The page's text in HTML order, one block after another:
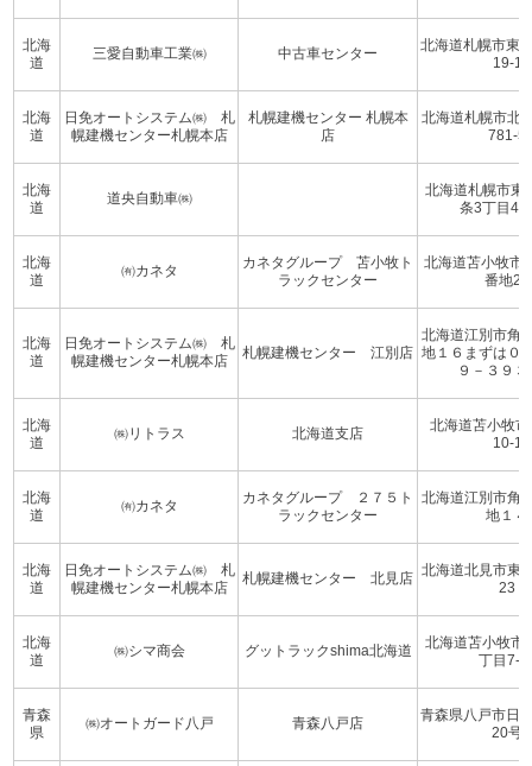
北海
道
三愛自動車工業㈱ 中古車センター
北海道札幌市東
19-1
北海
道
日免オートシステム㈱ 札
幌建機センター札幌本店
札幌建機センター 札幌本
店
北海道札幌市北
781-5
北海
道
道央自動車㈱
北海道札幌市東
条3丁目4
北海
道
㈲カネタ
カネタグループ 苫小牧ト
ラックセンター
北海道苫小牧市
番地21
北海
道
日免オートシステム㈱ 札
幌建機センター札幌本店
札幌建機センター 江別店
北海道江別市角
地１６まずは０
９－３９
北海
道
㈱リトラス 北海道支店
北海道苫小牧
10-1
北海
道
㈲カネタ
カネタグループ ２７５ト
ラックセンター
北海道江別市角
地１４
北海
道
日免オートシステム㈱ 札
幌建機センター札幌本店
札幌建機センター 北見店 北海道北見市東
23
北海
道
㈱シマ商会 グットラックshima北海道
北海道苫小牧市
丁目7-
青森
県
㈱オートガード八戸 青森八戸店
青森県八戸市日
20号